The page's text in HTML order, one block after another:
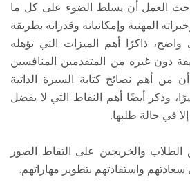
العمل أن يسلط الضوء على كل ما
المهنية وإمكانياته وقدراته بطريقة
ذاكرًا أهم الميزات التي تؤهله
دون غيره من المتقدمين المنافسين
من أهم نصائح كتابة السيرة الذاتية
وذكر أيضًا أهم النقاط التي لا يفضل
إلا في حالة طلبها.
والخريجين على التقاط الصور
سعادتهم واستفادتهم بتطوير مهاراتهم.